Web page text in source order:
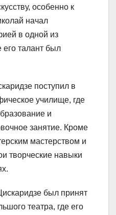
особенно к
начал
в одной из
его талант был
поступил в
училище, где
и
занятие. Кроме
мастерством и
творческие навыки
был принят
театра, где его